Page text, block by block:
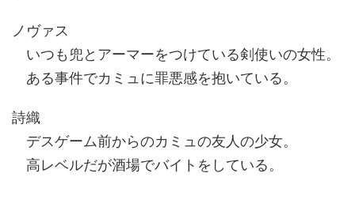
ノヴァス
いつも兜とアーマーをつけている剣使いの女性。
ある事件でカミュに罪悪感を抱いている。
詩織
デスゲーム前からのカミュの友人の少女。
高レベルだが酒場でバイトをしている。